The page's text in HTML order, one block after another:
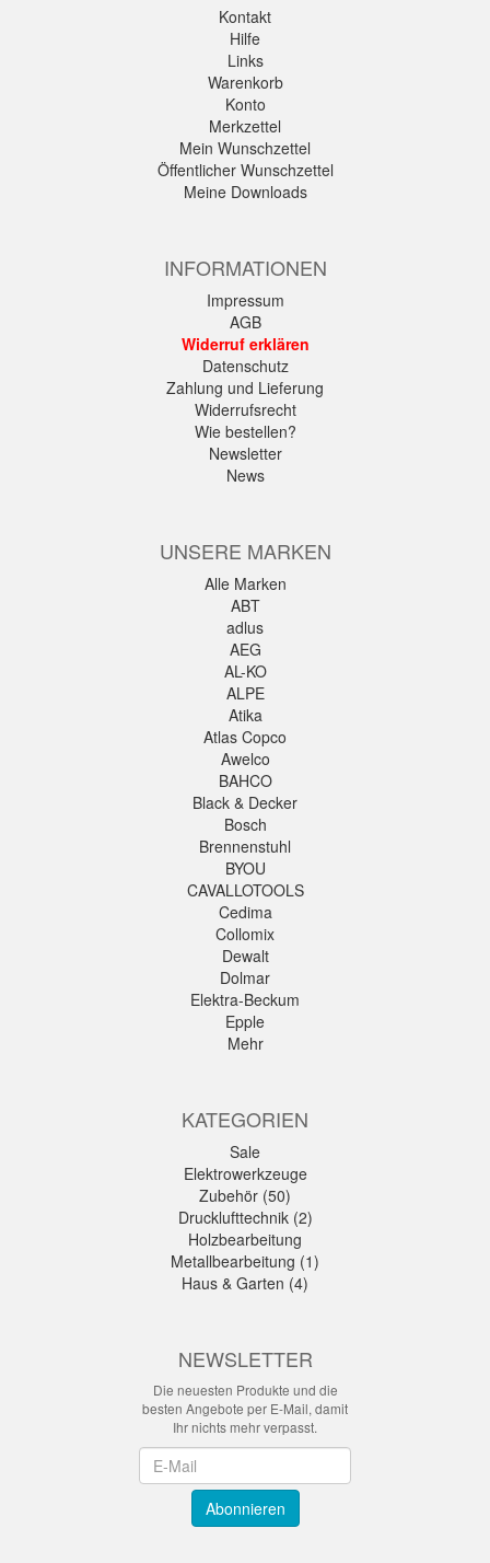
Kontakt
Hilfe
Links
Warenkorb
Konto
Merkzettel
Mein Wunschzettel
Öffentlicher Wunschzettel
Meine Downloads
INFORMATIONEN
Impressum
AGB
Widerruf erklären
Datenschutz
Zahlung und Lieferung
Widerrufsrecht
Wie bestellen?
Newsletter
News
UNSERE MARKEN
Alle Marken
ABT
adlus
AEG
AL-KO
ALPE
Atika
Atlas Copco
Awelco
BAHCO
Black & Decker
Bosch
Brennenstuhl
BYOU
CAVALLOTOOLS
Cedima
Collomix
Dewalt
Dolmar
Elektra-Beckum
Epple
Mehr
KATEGORIEN
Sale
Elektrowerkzeuge
Zubehör (50)
Drucklufttechnik (2)
Holzbearbeitung
Metallbearbeitung (1)
Haus & Garten (4)
NEWSLETTER
Die neuesten Produkte und die
besten Angebote per E-Mail, damit
Ihr nichts mehr verpasst.
Abonnieren